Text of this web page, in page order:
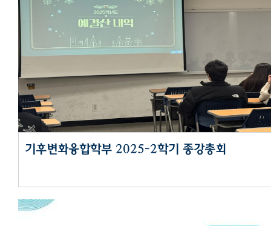
기후변화융합학부 2025-2학기 종강총회